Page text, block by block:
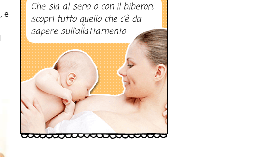
e
Che sia al seno o con il biberon,
scopri tutto quello che c’è da
sapere sull’allattamento